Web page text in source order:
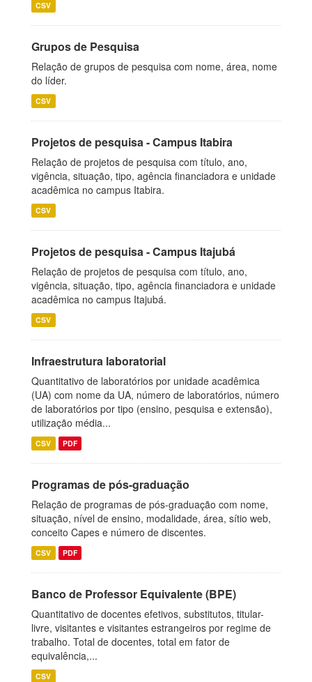
CSV
Grupos de Pesquisa
Relação de grupos de pesquisa com nome, área, nome
do líder.
CSV
Projetos de pesquisa - Campus Itabira
Relação de projetos de pesquisa com título, ano,
vigência, situação, tipo, agência financiadora e unidade
acadêmica no campus Itabira.
CSV
Projetos de pesquisa - Campus Itajubá
Relação de projetos de pesquisa com título, ano,
vigência, situação, tipo, agência financiadora e unidade
acadêmica no campus Itajubá.
CSV
Infraestrutura laboratorial
Quantitativo de laboratórios por unidade acadêmica
(UA) com nome da UA, número de laboratórios, número
de laboratórios por tipo (ensino, pesquisa e extensão),
utilização média...
CSV PDF
Programas de pós-graduação
Relação de programas de pós-graduação com nome,
situação, nível de ensino, modalidade, área, sítio web,
conceito Capes e número de discentes.
CSV PDF
Banco de Professor Equivalente (BPE)
Quantitativo de docentes efetivos, substitutos, titular-
livre, visitantes e visitantes estrangeiros por regime de
trabalho. Total de docentes, total em fator de
equivalência,...
CSV